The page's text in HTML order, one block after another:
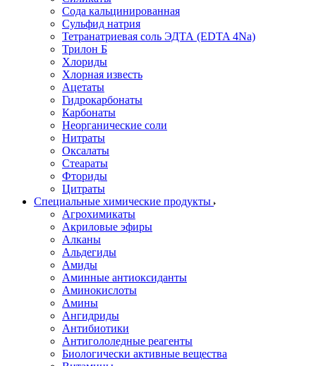
Сода кальцинированная
Сульфид натрия
Тетранатриевая соль ЭДТА (EDTA 4Na)
Трилон Б
Хлориды
Хлорная известь
Ацетаты
Гидрокарбонаты
Карбонаты
Неорганические соли
Нитраты
Оксалаты
Стеараты
Фториды
Цитраты
Специальные химические продукты
Агрохимикаты
Акриловые эфиры
Алканы
Альдегиды
Амиды
Аминные антиоксиданты
Аминокислоты
Амины
Ангидриды
Антибиотики
Антигололедные реагенты
Биологически активные вещества